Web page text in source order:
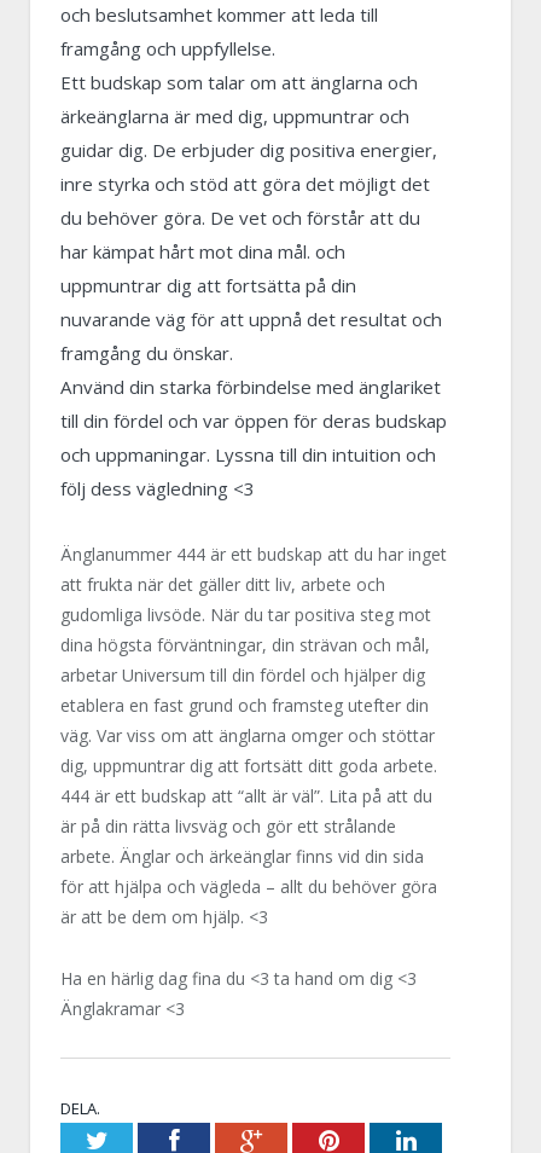
och beslutsamhet kommer att leda till
framgång och uppfyllelse.
Ett budskap som talar om att änglarna och
ärkeänglarna är med dig, uppmuntrar och
guidar dig. De erbjuder dig positiva energier,
inre styrka och stöd att göra det möjligt det
du behöver göra. De vet och förstår att du
har kämpat hårt mot dina mål. och
uppmuntrar dig att fortsätta på din
nuvarande väg för att uppnå det resultat och
framgång du önskar.
Använd din starka förbindelse med änglariket
till din fördel och var öppen för deras budskap
och uppmaningar. Lyssna till din intuition och
följ dess vägledning <3
Änglanummer 444 är ett budskap att du har inget
att frukta när det gäller ditt liv, arbete och
gudomliga livsöde. När du tar positiva steg mot
dina högsta förväntningar, din strävan och mål,
arbetar Universum till din fördel och hjälper dig
etablera en fast grund och framsteg utefter din
väg. Var viss om att änglarna omger och stöttar
dig, uppmuntrar dig att fortsätt ditt goda arbete.
444 är ett budskap att “allt är väl”. Lita på att du
är på din rätta livsväg och gör ett strålande
arbete. Änglar och ärkeänglar finns vid din sida
för att hjälpa och vägleda – allt du behöver göra
är att be dem om hjälp. <3
Ha en härlig dag fina du <3 ta hand om dig <3
Änglakramar <3
DELA.
TwitterFacebookGoogle+PinterestLinkedIn